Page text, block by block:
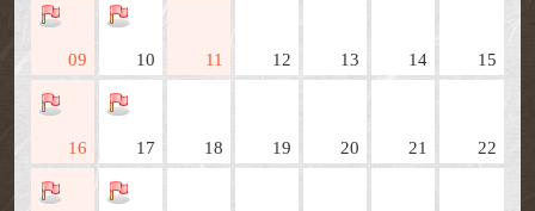
09 10 11 12 13 14 15
16 17 18 19 20 21 22